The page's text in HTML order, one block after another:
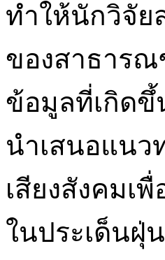
ทำให้นักวิจัย
ของสาธารณ
ข้อมูลที่เกิดขึ้
นำเสนอแนว
เสียงสังคมเ
ในประเด็นฝุ่